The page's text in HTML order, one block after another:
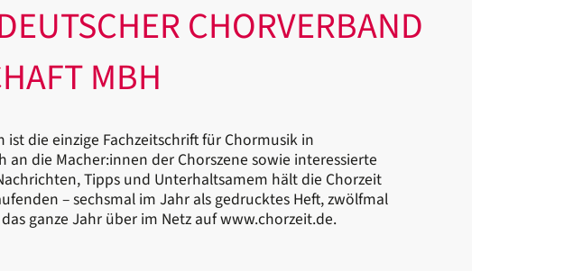
CHORVERBAND
MBH
ist die einzige Fachzeitschrift für Chormusik in
die Macher:innen der Chorszene sowie interessierte
Tipps und Unterhaltsamem hält die Chorzeit
– sechsmal im Jahr als gedrucktes Heft, zwölfmal
ganze Jahr über im Netz auf www.chorzeit.de.